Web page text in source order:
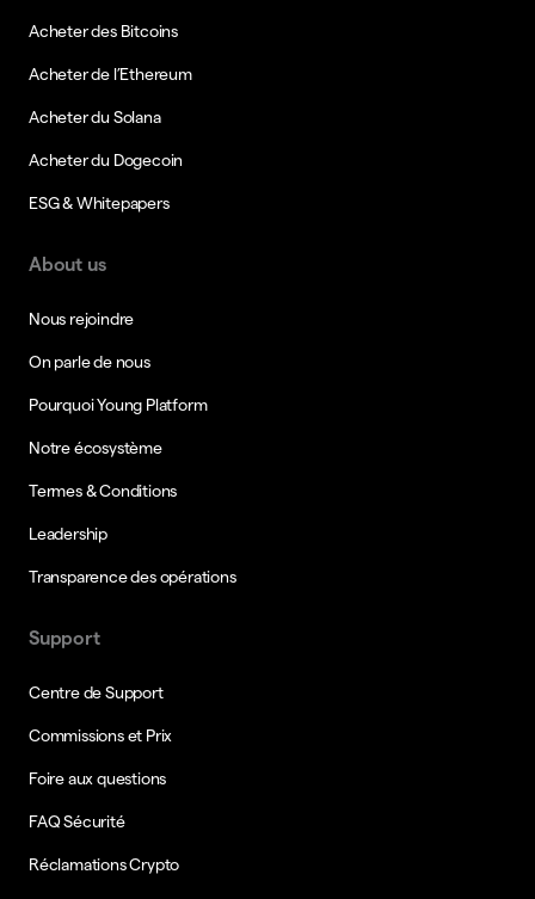
Acheter des Bitcoins
Acheter de l’Ethereum
Acheter du Solana
Acheter du Dogecoin
ESG & Whitepapers
About us
Nous rejoindre
On parle de nous
Pourquoi Young Platform
Notre écosystème
Termes & Conditions
Leadership
Transparence des opérations
Support
Centre de Support
Commissions et Prix
Foire aux questions
FAQ Sécurité
Réclamations Crypto